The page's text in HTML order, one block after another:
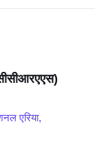
एरिया,